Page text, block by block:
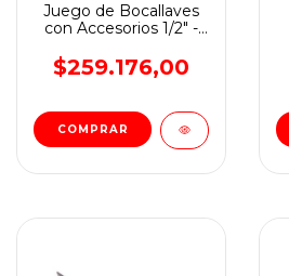
Juego de Bocallaves
con Accesorios 1/2" -
$259.176,00